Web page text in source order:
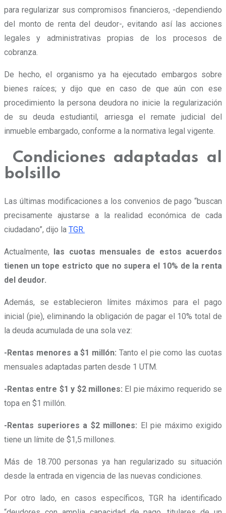
para regularizar sus compromisos financieros, -dependiendo
del monto de renta del deudor-, evitando así las acciones
legales y administrativas propias de los procesos de
cobranza.
De hecho, el organismo ya ha ejecutado embargos sobre
bienes raíces; y dijo que en caso de que aún con ese
procedimiento la persona deudora no inicie la regularización
de su deuda estudiantil, arriesga el remate judicial del
inmueble embargado, conforme a la normativa legal vigente.
Condiciones adaptadas al
bolsillo
Las últimas modificaciones a los convenios de pago “buscan
precisamente ajustarse a la realidad económica de cada
ciudadano”, dijo la TGR.
Actualmente, las cuotas mensuales de estos acuerdos
tienen un tope estricto que no supera el 10% de la renta
del deudor.
Además, se establecieron límites máximos para el pago
inicial (pie), eliminando la obligación de pagar el 10% total de
la deuda acumulada de una sola vez:
-Rentas menores a $1 millón: Tanto el pie como las cuotas
mensuales adaptadas parten desde 1 UTM.
-Rentas entre $1 y $2 millones: El pie máximo requerido se
topa en $1 millón.
-Rentas superiores a $2 millones: El pie máximo exigido
tiene un límite de $1,5 millones.
Más de 18.700 personas ya han regularizado su situación
desde la entrada en vigencia de las nuevas condiciones.
Por otro lado, en casos específicos, TGR ha identificado